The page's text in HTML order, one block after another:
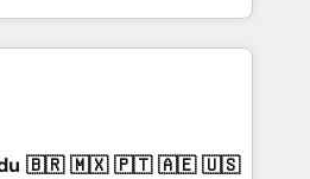
Dedicated HubSpot
over 25,000+ customers so
solutions. ✔️Bespoke apps &
on-demand bundle services. Connect with us today!
and build a better
and customers.
4RevOps | Mkt4edu 🇧🇷 🇲🇽 🇵🇹 🇦🇪 🇺🇸